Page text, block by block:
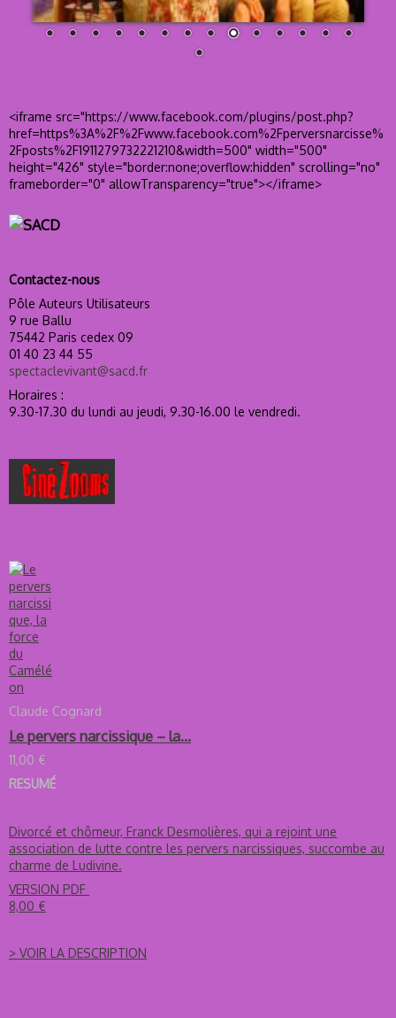
<iframe src="https://www.facebook.com/plugins/post.php?
href=https%3A%2F%2Fwww.facebook.com%2Fperversnarcisse%
2Fposts%2F1911279732221210&width=500" width="500"
height="426" style="border:none;overflow:hidden" scrolling="no"
frameborder="0" allowTransparency="true"></iframe>
Contactez-nous
Pôle Auteurs Utilisateurs
9 rue Ballu
75442 Paris cedex 09
01 40 23 44 55
spectaclevivant@sacd.fr
Horaires :
9.30-17.30 du lundi au jeudi, 9.30-16.00 le vendredi.
Claude Cognard
Le pervers narcissique – la...
11,00 €
RESUMÉ
Divorcé et chômeur, Franck Desmolières, qui a rejoint une
association de lutte contre les pervers narcissiques, succombe au
charme de Ludivine.
VERSION PDF
8,00 €
> VOIR LA DESCRIPTION